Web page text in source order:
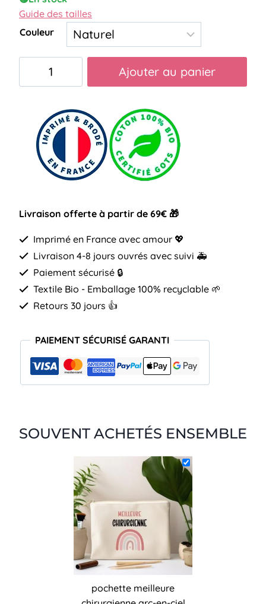
Guide des tailles
Couleur
meilleure
chirurgienne
arc-
Ajouter au panier
Livraison offerte à partir de 69€ 🎁
Imprimé en France avec amour 💖
Livraison 4-8 jours ouvrés avec suivi 🚑
Paiement sécurisé 🔒
Textile Bio - Emballage 100% recyclable 🌱
Retours 30 jours 👍
PAIEMENT SÉCURISÉ GARANTI
SOUVENT ACHETÉS ENSEMBLE
pochette meilleure